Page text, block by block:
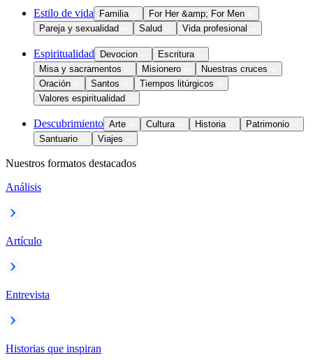
Estilo de vida Familia
For Her &amp; For Men
Pareja y sexualidad
Salud Vida profesional
Espiritualidad Devocion
Escritura
Misa y sacramentos
Misionero
Nuestras cruces
Oración
Santos
Tiempos litúrgicos
Valores espiritualidad
Descubrimiento Arte Cultura Historia
Patrimonio
Santuario
Viajes
Nuestros formatos destacados
Análisis
Artículo
Entrevista
Historias que inspiran